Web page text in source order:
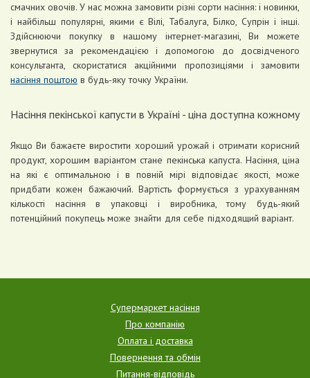
смачних овочів. У нас можна замовити різні сорти насіння: і новинки,
і найбільш популярні, якими є Вілі, Табалуга, Білко, Супрін і інші.
Здійснюючи покупку в нашому інтернет-магазині, Ви можете
звернутися за рекомендацією і допомогою до досвідченого
консультанта, скористатися акційними пропозиціями і замовити
насіння поштою в будь-яку точку України.
Насіння пекінської капусти в Україні - ціна доступна кожному
Якщо Ви бажаєте виростити хороший урожай і отримати корисний
продукт, хорошим варіантом стане пекінська капуста. Насіння, ціна
на які є оптимальною і в повній мірі відповідає якості, може
придбати кожен бажаючий. Вартість формується з урахуванням
кількості насіння в упаковці і виробника, тому будь-який
потенційний покупець може знайти для себе підходящий варіант.
Супермаркет насіння
Про компанію
Оплата і доставка
Повернення та обмін
Питання-відповідь